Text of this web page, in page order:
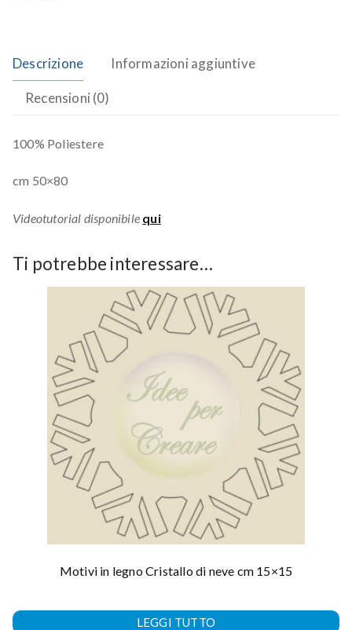
Descrizione Informazioni aggiuntive
Recensioni (0)
100% Poliestere
cm 50×80
Videotutorial disponibile qui
Ti potrebbe interessare…
Motivi in legno Cristallo di neve cm 15×15
LEGGI TUTTO